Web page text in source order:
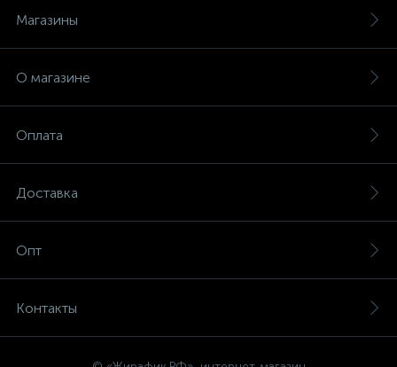
Магазины
О магазине
Оплата
Доставка
Опт
Контакты